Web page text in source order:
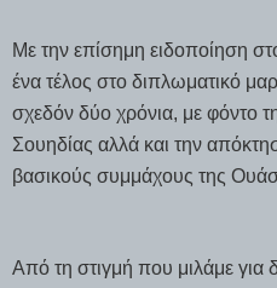
Με την επίσημη ειδοποίηση
ένα τέλος στο διπλωματικό
σχεδόν δύο χρόνια, με φόντο
Σουηδίας αλλά και την
βασικούς συμμάχους της
Από τη στιγμή που μιλάμε για